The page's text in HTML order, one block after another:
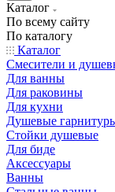
Каталог
По всему сайту
По каталогу
Каталог
Смесители и
Для ванны
Для раковины
Для кухни
Душевые
Стойки душевые
Для биде
Аксессуары
Ванны